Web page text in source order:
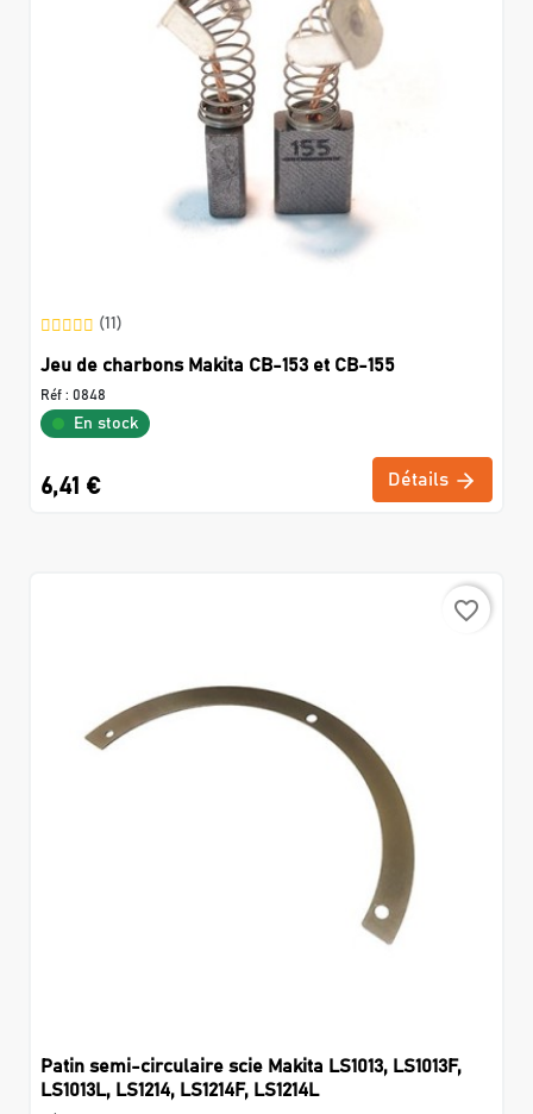
(11)
Jeu de charbons Makita CB-153 et CB-155
Réf : 0848
En stock
6,41 € Détails
favorite_border
Patin semi-circulaire scie Makita LS1013, LS1013F,
LS1013L, LS1214, LS1214F, LS1214L